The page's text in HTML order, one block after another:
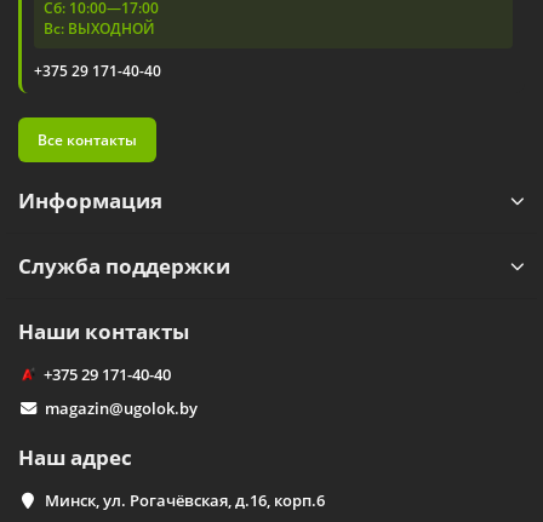
Сб: 10:00—17:00
Вс: ВЫХОДНОЙ
+375 29 171-40-40
Все контакты
Информация
Служба поддержки
Наши контакты
+375 29 171-40-40
magazin@ugolok.by
Наш адрес
Минск, ул. Рогачёвская, д.16, корп.6